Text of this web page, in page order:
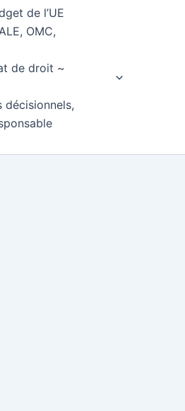
de l’UE
OMC,
de droit ~
décisionnels,